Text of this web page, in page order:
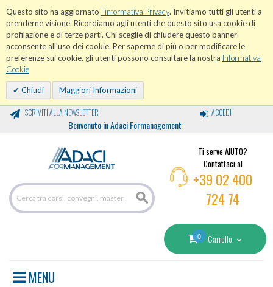
Questo sito ha aggiornato l'informativa Privacy. Invitiamo tutti gli utenti a
prenderne visione. Ricordiamo agli utenti che questo sito usa cookie di
profilazione e di terze parti. Chi sceglie di chiudere questo banner
acconsente all'uso dei cookie. Per saperne di più o per modificare le
preferenze sui cookie, gli utenti possono consultare la nostra Informativa
Cookie
Chiudi Maggiori Informazioni
ISCRIVITI ALLA NEWSLETTER
Benvenuto in Adaci Formanagement
ACCEDI
Ti serve AIUTO?
Contattaci al
+39 02 400
724 74
0 Carrello
MENU